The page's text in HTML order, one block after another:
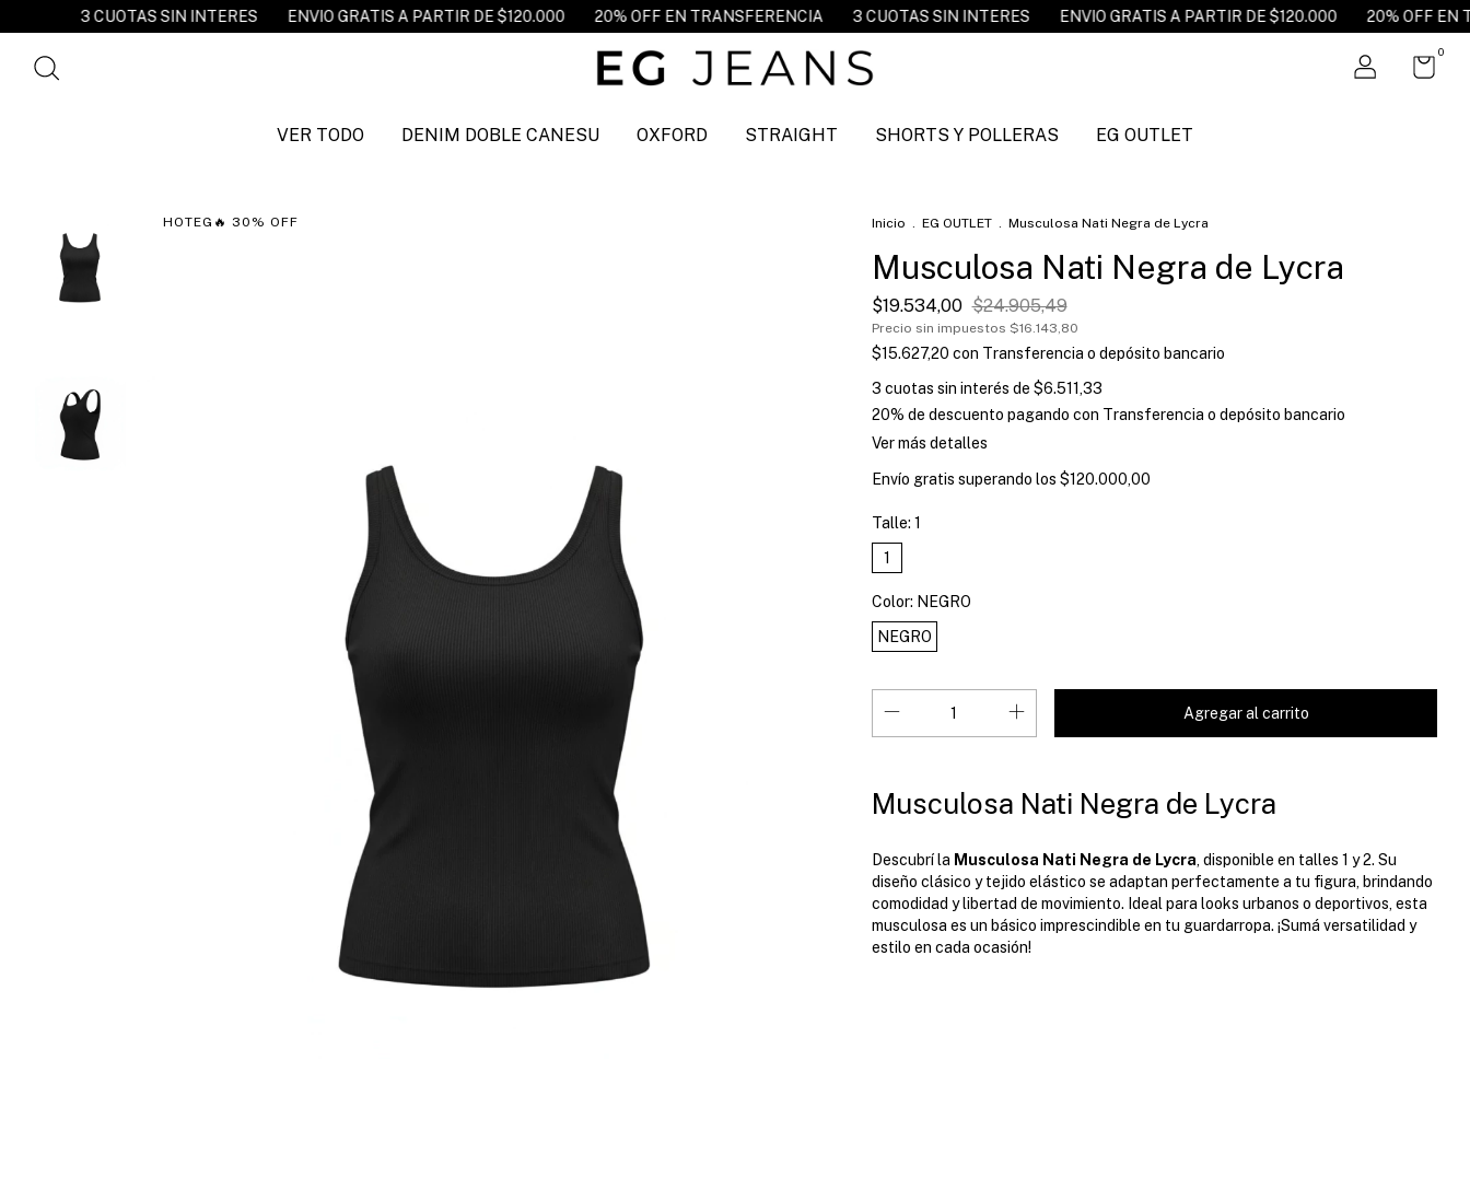
SIN INTERES ENVIO GRATIS A PARTIR DE $120.000 20% OFF EN TRANSFERENCIA 3 CUOTAS SIN INTERES ENVIO GRATIS A PARTIR DE $120.000 20% OFF EN TRANSFERENCIA
0
VER TODO DENIM DOBLE CANESU OXFORD STRAIGHT SHORTS Y POLLERAS EG OUTLET
HOTEG🔥 30% OFF Inicio EG OUTLET Musculosa Nati Negra de Lycra
Musculosa Nati Negra de Lycra
$19.534,00 $24.905,49
Precio sin impuestos $16.143,80
$15.627,20 con Transferencia o depósito bancario
3 cuotas sin interés de $6.511,33
20% de descuento pagando con Transferencia o depósito bancario
Ver más detalles
Envío gratis superando los $120.000,00
Talle: 1
1
Color: NEGRO
NEGRO
Musculosa Nati Negra de Lycra
Descubrí la Musculosa Nati Negra de Lycra, disponible en talles 1 y 2. Su
diseño clásico y tejido elástico se adaptan perfectamente a tu figura, brindando
comodidad y libertad de movimiento. Ideal para looks urbanos o deportivos, esta
musculosa es un básico imprescindible en tu guardarropa. ¡Sumá versatilidad y
estilo en cada ocasión!